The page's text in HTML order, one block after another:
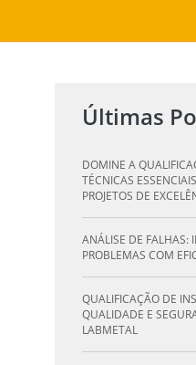
Últimas
DOMINE A
TÉCNICAS
PROJETOS DE
ANÁLISE DE FALHAS:
PROBLEMAS COM
QUALIFICAÇÃO DE
QUALIDADE E
LABMETAL